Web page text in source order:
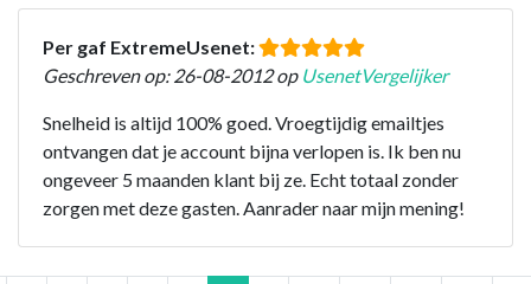
Per gaf ExtremeUsenet:
Geschreven op: 26-08-2012 op UsenetVergelijker
Snelheid is altijd 100% goed. Vroegtijdig emailtjes
ontvangen dat je account bijna verlopen is. Ik ben nu
ongeveer 5 maanden klant bij ze. Echt totaal zonder
zorgen met deze gasten. Aanrader naar mijn mening!